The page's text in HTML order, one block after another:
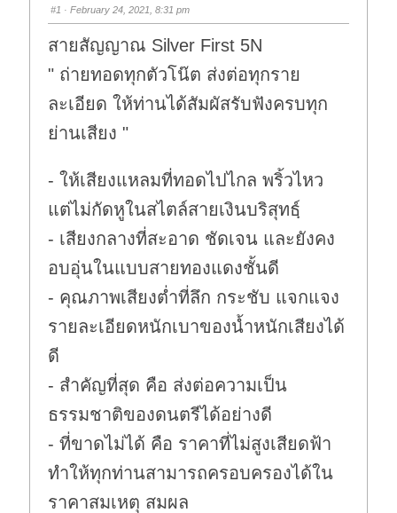
#1 · February 24, 2021, 8:31 pm
สายสัญญาณ Silver First 5N
" ถ่ายทอดทุกตัวโน๊ต ส่งต่อทุกราย
ละเอียด ให้ท่านได้สัมผัสรับฟังครบทุก
ย่านเสียง "
- ให้เสียงแหลมที่ทอดไปไกล พริ้วไหว
แต่ไม่กัดหูในสไตล์สายเงินบริสุทธฺ์
- เสียงกลางที่สะอาด ชัดเจน และยังคง
อบอุ่นในแบบสายทองแดงชั้นดี
- คุณภาพเสียงต่ำที่ลึก กระชับ แจกแจง
รายละเอียดหนักเบาของน้ำหนักเสียงได้
ดี
- สำคัญที่สุด คือ ส่งต่อความเป็น
ธรรมชาติของดนตรีได้อย่างดี
- ที่ขาดไม่ได้ คือ ราคาที่ไม่สูงเสียดฟ้า
ทำให้ทุกท่านสามารถครอบครองได้ใน
ราคาสมเหตุ สมผล